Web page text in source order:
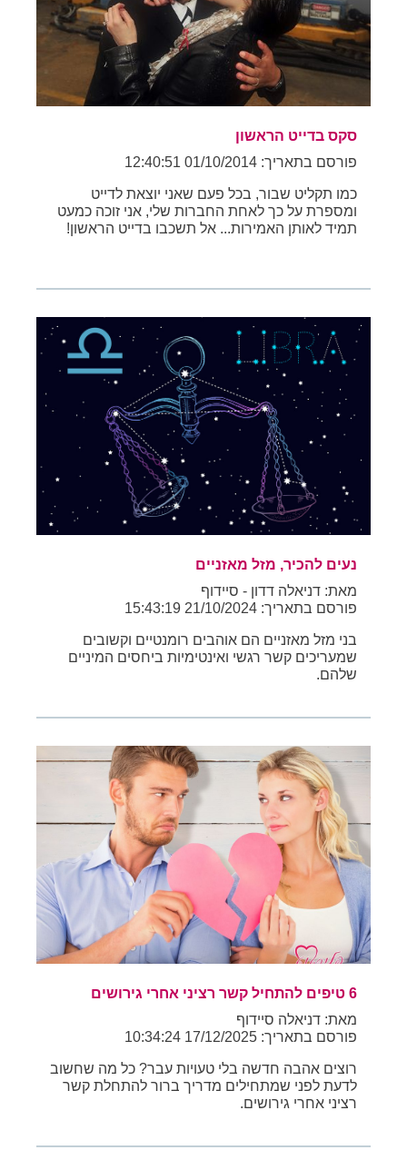
סקס בדייט הראשון
פורסם בתאריך: 01/10/2014 12:40:51
כמו תקליט שבור, בכל פעם שאני יוצאת לדייט
ומספרת על כך לאחת החברות שלי, אני זוכה כמעט
תמיד לאותן האמירות... אל תשכבו בדייט הראשון!
נעים להכיר, מזל מאזניים
מאת: דניאלה דדון - סיידוף
פורסם בתאריך: 21/10/2024 15:43:19
בני מזל מאזניים הם אוהבים רומנטיים וקשובים
שמעריכים קשר רגשי ואינטימיות ביחסים המיניים
שלהם.
6 טיפים להתחיל קשר רציני אחרי גירושים
מאת: דניאלה סיידוף
פורסם בתאריך: 17/12/2025 10:34:24
רוצים אהבה חדשה בלי טעויות עבר? כל מה שחשוב
לדעת לפני שמתחילים מדריך ברור להתחלת קשר
רציני אחרי גירושים.